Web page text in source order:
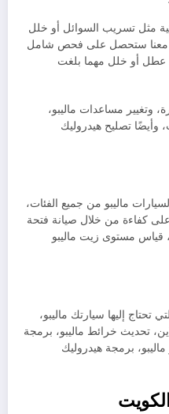
مثل تسريب السوائل أو خلل
معنا ستحصل على فحص شامل
عطل أو خلل مهما بلغت
وتغيير مساعدات ماليبو،
وأيضًا تصليح هيدروليك
ماليبو من جميع الفئات،
كفاءة من خلال صيانة فتحة
قياس مستوى زيت ماليبو
تحتاج إليها سيارتك ماليبو،
تحديث خرائط ماليبو، برمجة
برمجة هيدروليك